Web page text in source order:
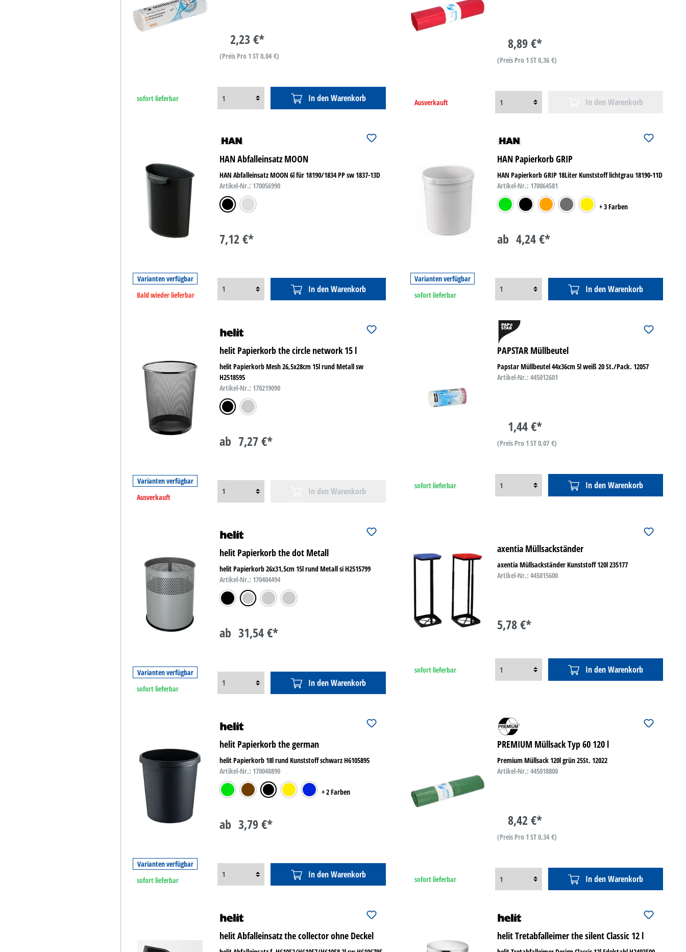
2,23 €*
(Preis Pro 1 ST 0,04 €)
sofort lieferbar In den Warenkorb
8,89 €*
(Preis Pro 1 ST 0,36 €)
Ausverkauft In den Warenkorb
HAN Abfalleinsatz MOON
HAN Abfalleinsatz MOON 6l für 18190/1834 PP sw 1837-13D
Artikel-Nr.: 170056990
schwarzlichtgrau
7,12 €*
Varianten verfügbar
Bald wieder lieferbar
In den Warenkorb
HAN Papierkorb GRIP
HAN Papierkorb GRIP 18Liter Kunststoff lichtgrau 18190-11D
Artikel-Nr.: 170064581
grünschwarzorangedunkelgraugelb + 3 Farben
ab 4,24 €*
Varianten verfügbar
sofort lieferbar
In den Warenkorb
helit Papierkorb the circle network 15 l
helit Papierkorb Mesh 26,5x28cm 15l rund Metall sw
H2518595
Artikel-Nr.: 170219090
schwarzsilber
ab 7,27 €*
Varianten verfügbar
Ausverkauft
In den Warenkorb
PAPSTAR Müllbeutel
Papstar Müllbeutel 44x36cm 5l weiß 20 St./Pack. 12057
Artikel-Nr.: 445012601
1,44 €*
(Preis Pro 1 ST 0,07 €)
sofort lieferbar In den Warenkorb
helit Papierkorb the dot Metall
helit Papierkorb 26x31,5cm 15l rund Metall si H2515799
Artikel-Nr.: 170404494
schwarzsilber grauedelstahl
ab 31,54 €*
Varianten verfügbar
sofort lieferbar
In den Warenkorb
axentia Müllsackständer
axentia Müllsackständer Kunststoff 120l 235177
Artikel-Nr.: 445015600
5,78 €*
sofort lieferbar In den Warenkorb
helit Papierkorb the german
helit Papierkorb 18l rund Kunststoff schwarz H6105895
Artikel-Nr.: 170048890
grün braunschwarzgelb blau + 2 Farben
ab 3,79 €*
Varianten verfügbar
sofort lieferbar
In den Warenkorb
PREMIUM Müllsack Typ 60 120 l
Premium Müllsack 120l grün 25St. 12022
Artikel-Nr.: 445018800
8,42 €*
(Preis Pro 1 ST 0,34 €)
sofort lieferbar In den Warenkorb
helit Abfalleinsatz the collector ohne Deckel helit Tretabfalleimer the silent Classic 12 l